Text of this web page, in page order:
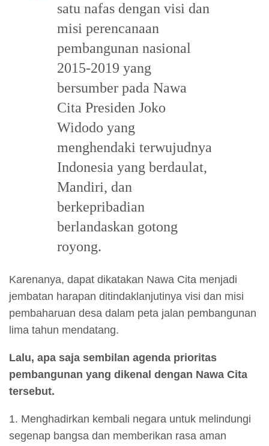
satu nafas dengan visi dan
misi perencanaan
pembangunan nasional
2015-2019 yang
bersumber pada Nawa
Cita Presiden Joko
Widodo yang
menghendaki terwujudnya
Indonesia yang berdaulat,
Mandiri, dan
berkepribadian
berlandaskan gotong
royong.
Karenanya, dapat dikatakan Nawa Cita menjadi
jembatan harapan ditindaklanjutinya visi dan misi
pembaharuan desa dalam peta jalan pembangunan
lima tahun mendatang.
Lalu, apa saja sembilan agenda prioritas
pembangunan yang dikenal dengan Nawa Cita
tersebut.
1. Menghadirkan kembali negara untuk melindungi
segenap bangsa dan memberikan rasa aman